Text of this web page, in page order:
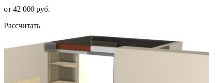
от 42 000 руб.
Рассчитать